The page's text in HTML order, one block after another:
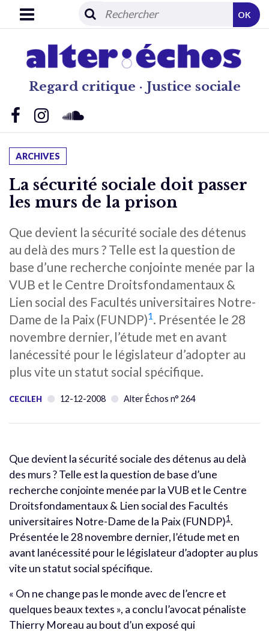
Regard critique · Justice sociale
OK
ARCHIVES
La sécurité sociale doit passer
les murs de la prison
Que devient la sécurité sociale des détenus
au delà des murs ? Telle est la question de
base d’une recherche conjointe menée par la
VUB et le Centre Droitsfondamentaux &
Lien social des Facultés universitaires Notre-
Dame de la Paix (FUNDP)1. Présentée le 28
novembre dernier, l’étude met en avant
lanécessité pour le législateur d’adopter au
plus vite un statut social spécifique.
CECILEH 12-12-2008 Alter Échos n° 264
Que devient la sécurité sociale des détenus au delà
des murs ? Telle est la question de base d’une
recherche conjointe menée par la VUB et le Centre
Droitsfondamentaux & Lien social des Facultés
universitaires Notre-Dame de la Paix (FUNDP)1.
Présentée le 28 novembre dernier, l’étude met en
avant lanécessité pour le législateur d’adopter au plus
vite un statut social spécifique.
« On ne change pas le monde avec de l’encre et
quelques beaux textes », a conclu l’avocat pénaliste
Thierry Moreau au bout d’un exposé qui